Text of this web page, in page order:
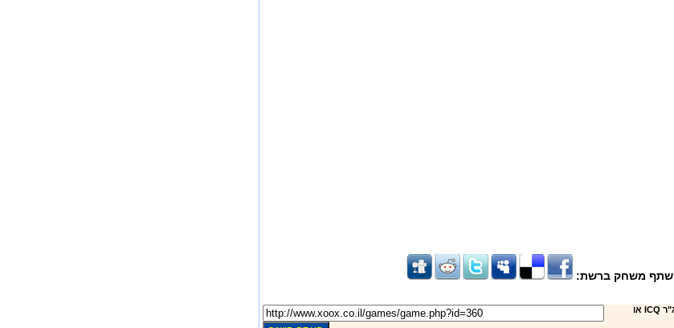
שתף משחק ברשת:
שילחו את המשחק לחברים דרך מסנג"ר ICQ או